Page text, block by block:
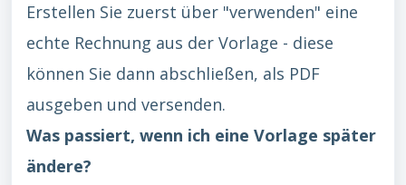
Erstellen Sie zuerst über "verwenden" eine
echte Rechnung aus der Vorlage - diese
können Sie dann abschließen, als PDF
ausgeben und versenden.
Was passiert, wenn ich eine Vorlage später
ändere?